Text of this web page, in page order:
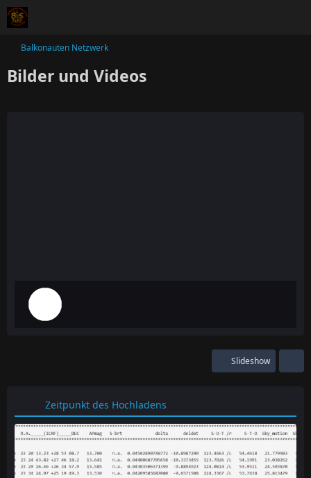
Balkonauten Netzwerk
Bilder und Videos
Slideshow
Zeitpunkt des Hochladens